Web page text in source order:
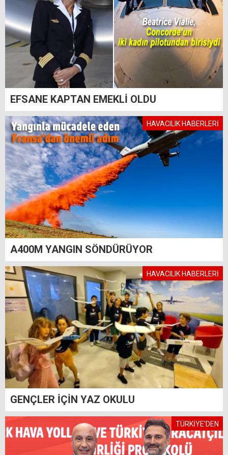
EFSANE KAPTAN EMEKLİ OLDU
HAVACILIK HABERLERİ
A400M YANGIN SÖNDÜRÜYOR
HAVACILIK HABERLERİ
GENÇLER İÇİN YAZ OKULU
TÜRKİYE'DEN